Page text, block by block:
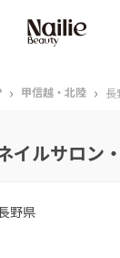
› 甲信越・北陸 › 長
イルサロン
野県